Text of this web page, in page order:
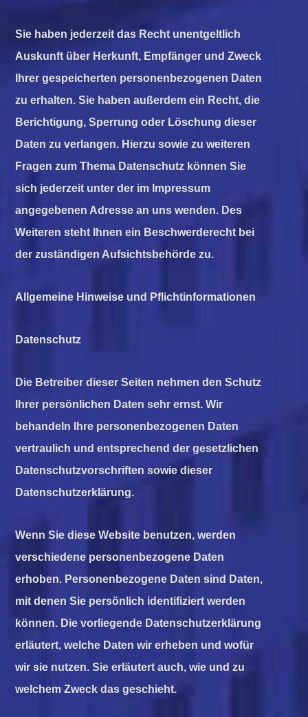
Sie haben jederzeit das Recht unentgeltlich
Auskunft über Herkunft, Empfänger und Zweck
Ihrer gespeicherten personenbezogenen Daten
zu erhalten. Sie haben außerdem ein Recht, die
Berichtigung, Sperrung oder Löschung dieser
Daten zu verlangen. Hierzu sowie zu weiteren
Fragen zum Thema Datenschutz können Sie
sich jederzeit unter der im Impressum
angegebenen Adresse an uns wenden. Des
Weiteren steht Ihnen ein Beschwerderecht bei
der zuständigen Aufsichtsbehörde zu.
Allgemeine Hinweise und Pflichtinformationen
Datenschutz
Die Betreiber dieser Seiten nehmen den Schutz
Ihrer persönlichen Daten sehr ernst. Wir
behandeln Ihre personenbezogenen Daten
vertraulich und entsprechend der gesetzlichen
Datenschutzvorschriften sowie dieser
Datenschutzerklärung.
Wenn Sie diese Website benutzen, werden
verschiedene personenbezogene Daten
erhoben. Personenbezogene Daten sind Daten,
mit denen Sie persönlich identifiziert werden
können. Die vorliegende Datenschutzerklärung
erläutert, welche Daten wir erheben und wofür
wir sie nutzen. Sie erläutert auch, wie und zu
welchem Zweck das geschieht.